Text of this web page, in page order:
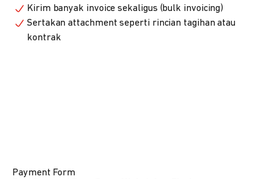
Kirim banyak invoice sekaligus (bulk invoicing)
Sertakan attachment seperti rincian tagihan atau
kontrak
Payment Form